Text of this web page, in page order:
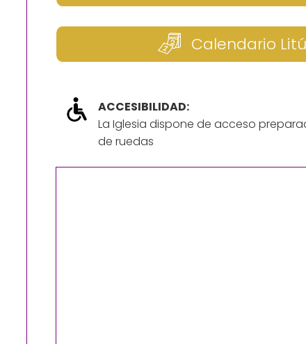
Calendario
ACCESIBILIDAD:
La Iglesia dispone de acceso
de ruedas